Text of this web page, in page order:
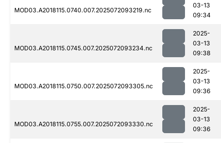
MOD03.A2018115.0740.007.2025072093219.nc
03-13
09:34
MOD03.A2018115.0745.007.2025072093234.nc
2025-
03-13
09:38
MOD03.A2018115.0750.007.2025072093305.nc
2025-
03-13
09:36
MOD03.A2018115.0755.007.2025072093330.nc
2025-
03-13
09:36